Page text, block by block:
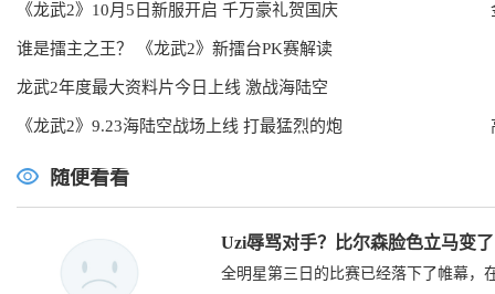
《龙武2》10月5日新服开启 千万豪礼贺国庆
谁是擂主之王？ 《龙武2》新擂台PK赛解读
龙武2年度最大资料片今日上线 激战海陆空
《龙武2》9.23海陆空战场上线 打最猛烈的炮
随便看看
Uzi辱骂对手？比尔森脸色立马变
全明星第三日的比赛已经落下了帷幕